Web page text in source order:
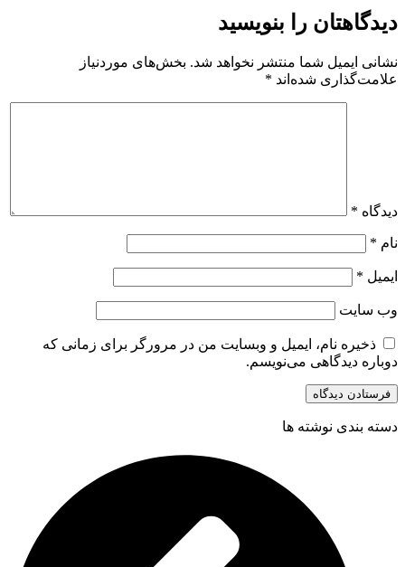
دیدگاهتان را بنویسید
نشانی ایمیل شما منتشر نخواهد شد. بخش‌های موردنیاز
علامت‌گذاری شده‌اند *
دیدگاه *
نام *
ایمیل *
وب‌ سایت
ذخیره نام، ایمیل و وبسایت من در مرورگر برای زمانی که
دوباره دیدگاهی می‌نویسم.
دسته بندی نوشته ها